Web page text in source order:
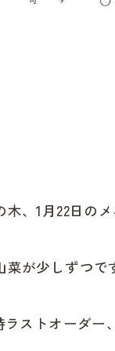
木、1月22日のメ
菜が少しずつ
ラストオーダー